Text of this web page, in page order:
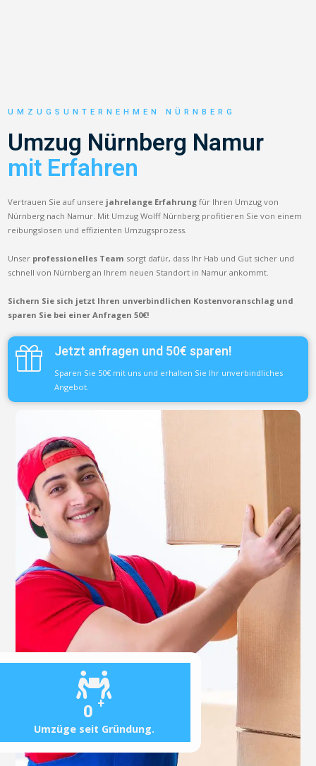
0 +
Umzüge seit Gründung.
UMZUGSUNTERNEHMEN NÜRNBERG
Umzug Nürnberg Namur
mit Erfahren
Vertrauen Sie auf unsere jahrelange Erfahrung für Ihren Umzug von
Nürnberg nach Namur. Mit Umzug Wolff Nürnberg profitieren Sie von einem
reibungslosen und effizienten Umzugsprozess.
Unser professionelles Team sorgt dafür, dass Ihr Hab und Gut sicher und
schnell von Nürnberg an Ihrem neuen Standort in Namur ankommt.
Sichern Sie sich jetzt Ihren unverbindlichen Kostenvoranschlag und
sparen Sie bei einer Anfragen 50€!
Jetzt anfragen und 50€ sparen!
Sparen Sie 50€ mit uns und erhalten Sie Ihr unverbindliches
Angebot.